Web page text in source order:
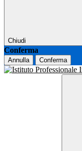
Chiudi
Conferma
Annulla Conferma